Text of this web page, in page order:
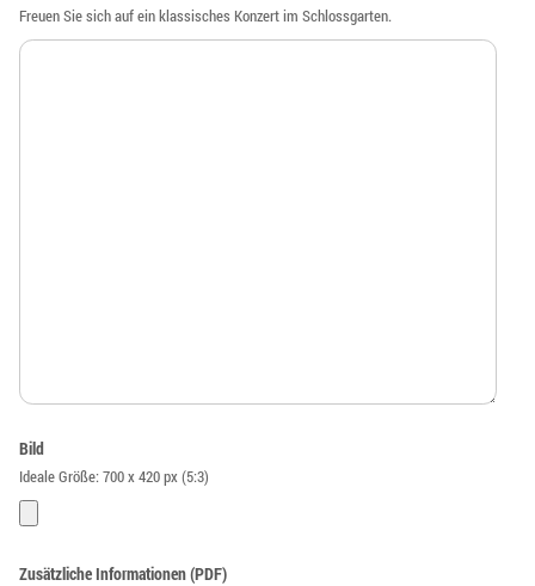
Freuen Sie sich auf ein klassisches Konzert im Schlossgarten.
Bild
Ideale Größe: 700 x 420 px (5:3)
Zusätzliche Informationen (PDF)